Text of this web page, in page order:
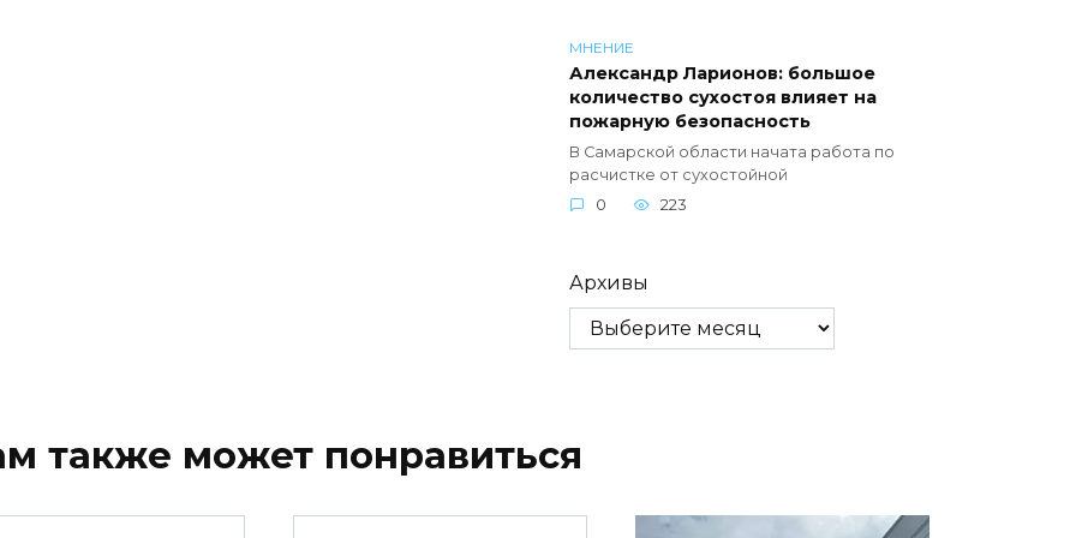
МНЕНИЕ
Александр Ларионов: большое
количество сухостоя влияет на
пожарную безопасность
В Самарской области начата работа по
расчистке от сухостойной
0
223
Архивы
также может понравиться